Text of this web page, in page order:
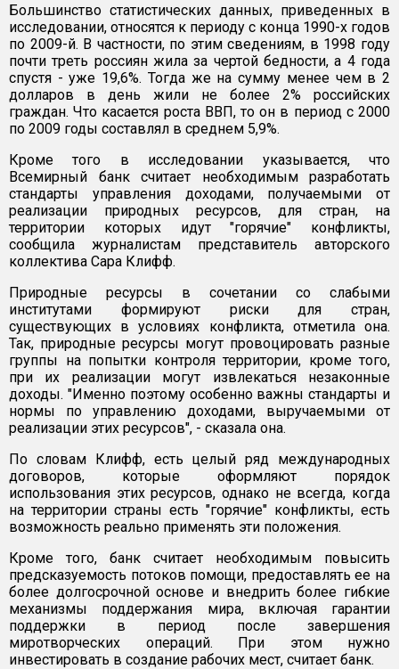
Большинство статистических данных, приведенных в
исследовании, относятся к периоду с конца 1990-х годов
по 2009-й. В частности, по этим сведениям, в 1998 году
почти треть россиян жила за чертой бедности, а 4 года
спустя - уже 19,6%. Тогда же на сумму менее чем в 2
долларов в день жили не более 2% российских
граждан. Что касается роста ВВП, то он в период с 2000
по 2009 годы составлял в среднем 5,9%.
Кроме того в исследовании указывается, что
Всемирный банк считает необходимым разработать
стандарты управления доходами, получаемыми от
реализации природных ресурсов, для стран, на
территории которых идут "горячие" конфликты,
сообщила журналистам представитель авторского
коллектива Сара Клифф.
Природные ресурсы в сочетании со слабыми
институтами формируют риски для стран,
существующих в условиях конфликта, отметила она.
Так, природные ресурсы могут провоцировать разные
группы на попытки контроля территории, кроме того,
при их реализации могут извлекаться незаконные
доходы. "Именно поэтому особенно важны стандарты и
нормы по управлению доходами, выручаемыми от
реализации этих ресурсов", - сказала она.
По словам Клифф, есть целый ряд международных
договоров, которые оформляют порядок
использования этих ресурсов, однако не всегда, когда
на территории страны есть "горячие" конфликты, есть
возможность реально применять эти положения.
Кроме того, банк считает необходимым повысить
предсказуемость потоков помощи, предоставлять ее на
более долгосрочной основе и внедрить более гибкие
механизмы поддержания мира, включая гарантии
поддержки в период после завершения
миротворческих операций. При этом нужно
инвестировать в создание рабочих мест, считает банк.